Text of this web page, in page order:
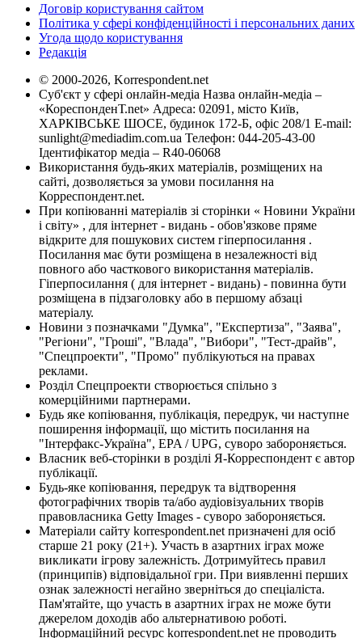
Договір користування сайтом
Політика у сфері конфіденційності і персональних даних
Угода щодо користування
Редакція
© 2000-2026, Korrespondent.net
Суб'єкт у сфері онлайн-медіа Назва онлайн-медіа –
«КореспонденТ.net» Адреса: 02091, місто Київ,
ХАРКІВСЬКЕ ШОСЕ, будинок 172-Б, офіс 208/1 E-mail:
sunlight@mediadim.com.ua Телефон: 044-205-43-00
Ідентифікатор медіа – R40-06068
Використання будь-яких матеріалів, розміщених на
сайті, дозволяється за умови посилання на
Корреспондент.net.
При копіюванні матеріалів зі сторінки « Новини України
і світу» , для інтернет - видань - обов'язкове пряме
відкрите для пошукових систем гіперпосилання .
Посилання має бути розміщена в незалежності від
повного або часткового використання матеріалів.
Гіперпосилання ( для інтернет - видань) - повинна бути
розміщена в підзаголовку або в першому абзаці
матеріалу.
Новини з позначками "Думка", "Експертиза", "Заява",
"Регіони", "Гроші", "Влада", "Вибори", "Тест-драйв",
"Спецпроекти", "Промо" публікуються на правах
реклами.
Розділ Спецпроекти створюється спільно з
комерційними партнерами.
Будь яке копіювання, публікація, передрук, чи наступне
поширення інформації, що містить посилання на
"Інтерфакс-Україна", EPA / UPG, суворо забороняється.
Власник веб-сторінки в розділі Я-Корреспондент є автор
публікації.
Будь-яке копіювання, передрук та відтворення
фотографічних творів та/або аудіовізуальних творів
правовласника Getty Images - суворо забороняється.
Матеріали сайту korrespondent.net призначені для осіб
старше 21 року (21+). Участь в азартних іграх може
викликати ігрову залежність. Дотримуйтесь правил
(принципів) відповідальної гри. При виявленні перших
ознак залежності негайно зверніться до спеціаліста.
Пам'ятайте, що участь в азартних іграх не може бути
джерелом доходів або альтернативою роботі.
Інформаційний ресурс korrespondent.net не проводить